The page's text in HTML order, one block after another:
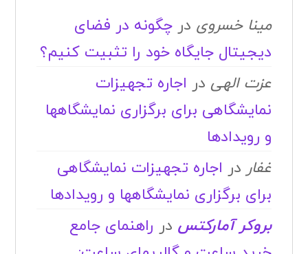
مینا خسروی درچگونه در فضای
دیجیتال جایگاه خود را تثبیت کنیم؟
عزت الهی در اجاره تجهیزات
نمایشگاهی برای برگزاری نمایشگاهها
و رویدادها
غفار در اجاره تجهیزات نمایشگاهی
برای برگزاری نمایشگاهها و رویدادها
بروکر آمارکتس در راهنمای جامع